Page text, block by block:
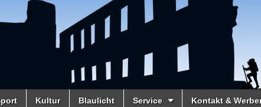
Kultur Blaulicht Service Kontakt &